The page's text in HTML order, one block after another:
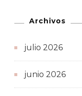
Archivos
julio 2026
junio 2026